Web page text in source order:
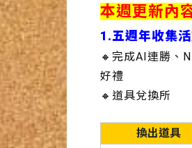
本週更新內
1.五週年收集
🔸完成AI連勝、
好禮
🔸道具兌換所
換出道具